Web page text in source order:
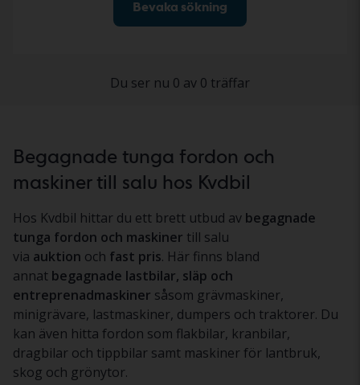
Bevaka sökning
Du ser nu 0 av 0 träffar
Begagnade tunga fordon och
maskiner till salu hos Kvdbil
Hos Kvdbil hittar du ett brett utbud av begagnade
tunga fordon och maskiner till salu
via auktion och fast pris. Här finns bland
annat begagnade lastbilar, släp och
entreprenadmaskiner såsom grävmaskiner,
minigrävare, lastmaskiner, dumpers och traktorer. Du
kan även hitta fordon som flakbilar, kranbilar,
dragbilar och tippbilar samt maskiner för lantbruk,
skog och grönytor.